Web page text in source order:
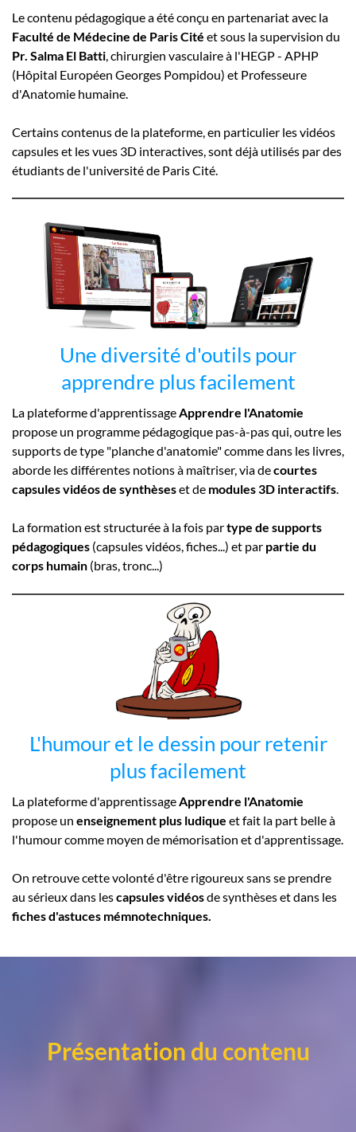
Le contenu pédagogique a été conçu en partenariat avec la
Faculté de Médecine de Paris Cité et sous la supervision du
Pr. Salma El Batti , chirurgien vasculaire à l'HEGP - APHP
(Hôpital Européen Georges Pompidou) et Professeure
d'Anatomie humaine.
Certains contenus de la plateforme, en particulier les vidéos
capsules et les vues 3D interactives, sont déjà utilisés par des
étudiants de l'université de Paris Cité.
Une diversité d'outils pour
apprendre plus facilement
La plateforme d'apprentissageApprendre l'Anatomie
propose un programme pédagogique pas-à-pas qui, outre les
supports de type "planche d'anatomie" comme dans les livres,
aborde les différentes notions à maîtriser, via decourtes
capsules vidéos de synthèseset de modules 3D interactifs.
La formation est structurée à la fois partype de supports
pédagogiques (capsules vidéos, fiches...) et par partie du
corps humain (bras, tronc...)
L'humour et le dessin pour retenir
plus facilement
La plateforme d'apprentissageApprendre l'Anatomie
propose un enseignement plus ludique et fait la part belle à
l'humour comme moyen de mémorisation et d'apprentissage.
On retrouve cette volonté d'être rigoureux sans se prendre
au sérieux dans lescapsules vidéosde synthèses et dans les
fiches d'astuces mémnotechniques.
Présentation du contenu